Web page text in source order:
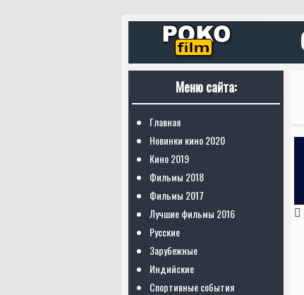
Меню сайта:
Главная
Новинки кино 2020
Кино 2019
Фильмы 2018
Фильмы 2017
Лучшие фильмы 2016
Русские
Зарубежные
Индийские
Спортивные события